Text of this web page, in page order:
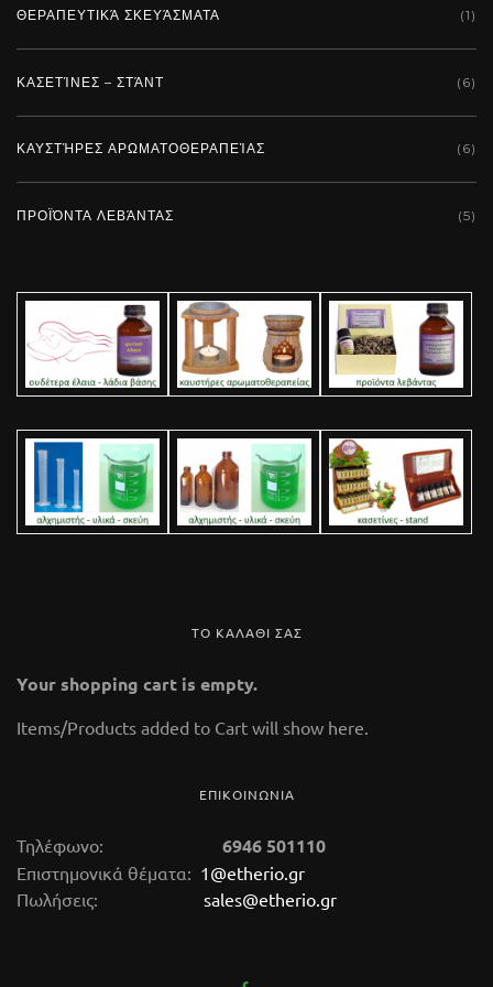
112 Glass Marble
9,5 cm. Kαυστήρας αρωματοθεραπείας
κατασκευασμένος από μάρμαρο. Στο κάτω μέρος
της συσκευής τοποθετούμε ένα μικρό κεράκι
ΘΕΡΑΠΕΥΤΙΚΆ ΣΚΕΥΆΣΜΑΤΑ (1)
ΚΑΣΕΤΊΝΕΣ – ΣΤΆΝΤ (6)
ΚΑΥΣΤΉΡΕΣ ΑΡΩΜΑΤΟΘΕΡΑΠΕΊΑΣ (6)
ΠΡΟΪΌΝΤΑ ΛΕΒΆΝΤΑΣ (5)
ΤΟ ΚΑΛΑΘΙ ΣΑΣ
Your shopping cart is empty.
Items/Products added to Cart will show here.
ΕΠΙΚΟΙΝΩΝΙΑ
Τηλέφωνο: 6946 501110
Επιστημονικά θέματα: 1@etherio.gr
Πωλήσεις: sales@etherio.gr